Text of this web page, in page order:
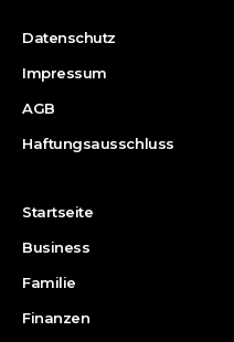
Datenschutz
Impressum
AGB
Haftungsausschluss
Startseite
Business
Familie
Finanzen